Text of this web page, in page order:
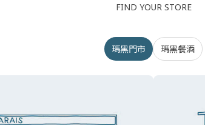
FIND YOUR STORE
瑪黑門市 瑪黑餐酒